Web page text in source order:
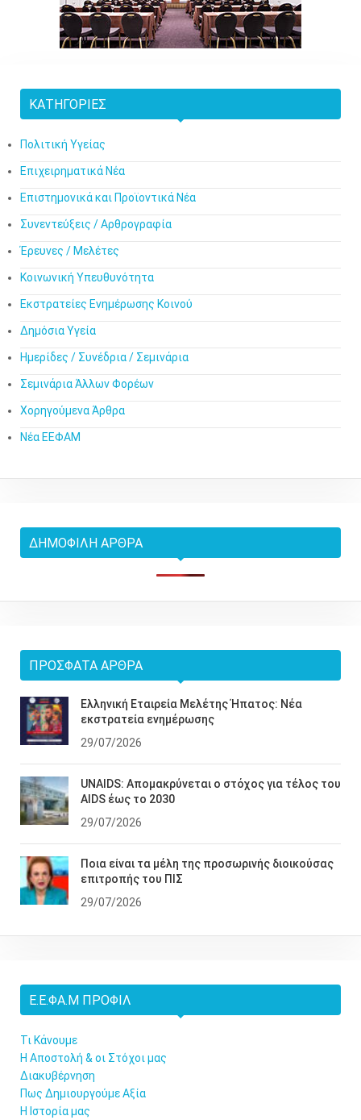
ΚΑΤΗΓΟΡΊΕΣ
Πολιτική Υγείας
Επιχειρηματικά Νέα
Επιστημονικά και Προϊοντικά Νέα
Συνεντεύξεις / Αρθρογραφία
Έρευνες / Μελέτες
Κοινωνική Υπευθυνότητα
Εκστρατείες Ενημέρωσης Κοινού
Δημόσια Υγεία
Ημερίδες / Συνέδρια / Σεμινάρια
Σεμινάρια Άλλων Φορέων
Χορηγούμενα Άρθρα
Νέα ΕΕΦΑΜ
ΔΗΜΟΦΙΛΉ ΆΡΘΡΑ
ΠΡΌΣΦΑΤΑ ΆΡΘΡΑ
Ελληνική Εταιρεία Μελέτης Ήπατος: Νέα
εκστρατεία ενημέρωσης
29/07/2026
UNAIDS: Απομακρύνεται ο στόχος για τέλος του
AIDS έως το 2030
29/07/2026
Ποια είναι τα μέλη της προσωρινής διοικούσας
επιτροπής του ΠΙΣ
29/07/2026
Ε.Ε.ΦΑ.Μ ΠΡΟΦΊΛ
Τι Κάνουμε
Η Αποστολή & οι Στόχοι μας
Διακυβέρνηση
Πως Δημιουργούμε Αξία
Η Ιστορία μας